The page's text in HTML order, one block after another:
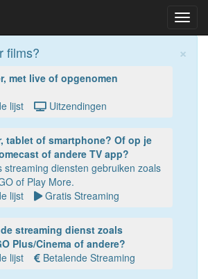
×
films?
met live of opgenomen
lijst
Uitzendingen
of smartphone? Of op je
of andere TV app?
streaming diensten gebruiken zoals
of Play More.
lijst
Gratis Streaming
streaming dienst zoals
Plus/Cinema of andere?
lijst
Betalende Streaming